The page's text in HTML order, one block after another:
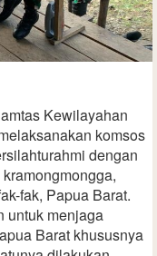
Kewilayahan
komsos
dengan
fak, Papua Barat.
untuk menjaga
Barat khususnya